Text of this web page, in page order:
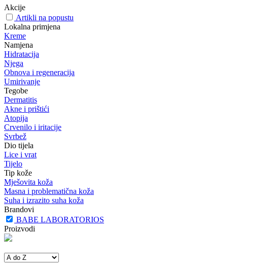
Akcije
Artikli na popustu
Lokalna primjena
Kreme
Namjena
Hidratacija
Njega
Obnova i regeneracija
Umirivanje
Tegobe
Dermatitis
Akne i prištići
Atopija
Crvenilo i iritacije
Svrbež
Dio tijela
Lice i vrat
Tijelo
Tip kože
Mješovita koža
Masna i problematična koža
Suha i izrazito suha koža
Brandovi
BABE LABORATORIOS
Proizvodi